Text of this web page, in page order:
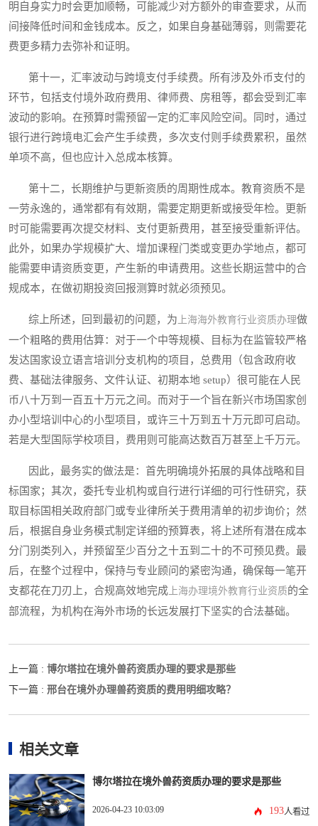
明自身实力时会更加顺畅，可能减少对方额外的审查要求，从而
间接降低时间和金钱成本。反之，如果自身基础薄弱，则需要花
费更多精力去弥补和证明。
第十一，汇率波动与跨境支付手续费。所有涉及外币支付的
环节，包括支付境外政府费用、律师费、房租等，都会受到汇率
波动的影响。在预算时需预留一定的汇率风险空间。同时，通过
银行进行跨境电汇会产生手续费，多次支付则手续费累积，虽然
单项不高，但也应计入总成本核算。
第十二，长期维护与更新资质的周期性成本。教育资质不是
一劳永逸的，通常都有有效期，需要定期更新或接受年检。更新
时可能需要再次提交材料、支付更新费用，甚至接受重新评估。
此外，如果办学规模扩大、增加课程门类或变更办学地点，都可
能需要申请资质变更，产生新的申请费用。这些长期运营中的合
规成本，在做初期投资回报测算时就必须预见。
综上所述，回到最初的问题，为 上海海外教育行业资质办理做
一个粗略的费用估算：对于一个中等规模、目标为在监管较严格
发达国家设立语言培训分支机构的项目，总费用（包含政府收
费、基础法律服务、文件认证、初期本地 setup）很可能在人民
币八十万到一百五十万元之间。而对于一个旨在新兴市场国家创
办小型培训中心的小型项目，或许三十万到五十万元即可启动。
若是大型国际学校项目，费用则可能高达数百万甚至上千万元。
因此，最务实的做法是：首先明确境外拓展的具体战略和目
标国家；其次，委托专业机构或自行进行详细的可行性研究，获
取目标国相关政府部门或专业律所关于费用清单的初步询价；然
后，根据自身业务模式制定详细的预算表，将上述所有潜在成本
分门别类列入，并预留至少百分之十五到二十的不可预见费。最
后，在整个过程中，保持与专业顾问的紧密沟通，确保每一笔开
支都花在刀刃上，合规高效地完成 上海办理境外教育行业资质的全
部流程，为机构在海外市场的长远发展打下坚实的合法基础。
上一篇 : 博尔塔拉在境外兽药资质办理的要求是那些
下一篇 : 邢台在境外办理兽药资质的费用明细攻略？
相关文章
博尔塔拉在境外兽药资质办理的要求是那些
2026-04-23 10:03:09 193人看过